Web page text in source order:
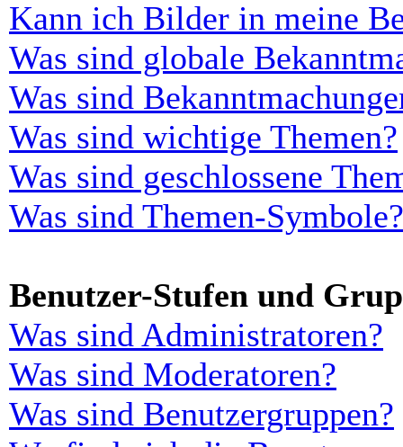
Kann ich Bilder in meine
Was sind globale
Was sind
Was sind wichtige Themen?
Was sind geschlossene
Was sind Themen-Symbole?
Benutzer-Stufen und
Was sind Administratoren?
Was sind Moderatoren?
Was sind Benutzergruppen?